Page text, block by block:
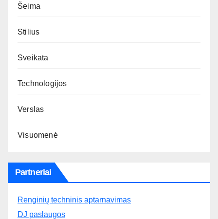
Šeima
Stilius
Sveikata
Technologijos
Verslas
Visuomenė
Partneriai
Renginių techninis aptarnavimas
DJ paslaugos